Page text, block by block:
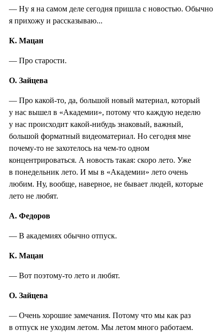
— Ну я на самом деле сегодня пришла с новостью. Обычно
я прихожу и рассказываю...
К. Мацан
— Про старости.
О. Зайцева
— Про какой-то, да, большой новый материал, который
у нас вышел в «Академии», потому что каждую неделю
у нас происходит какой-нибудь знаковый, важный,
большой форматный видеоматериал. Но сегодня мне
почему-то не захотелось на чем-то одном
концентрироваться. А новость такая: скоро лето. Уже
в понедельник лето. И мы в «Академии» лето очень
любим. Ну, вообще, наверное, не бывает людей, которые
лето не любят.
А. Федоров
— В академиях обычно отпуск.
К. Мацан
— Вот поэтому-то лето и любят.
О. Зайцева
— Очень хорошие замечания. Потому что мы как раз
в отпуск не уходим летом. Мы летом много работаем.